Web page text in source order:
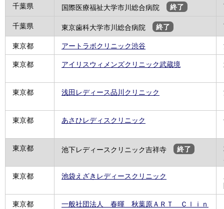
千葉県 国際医療福祉大学市川総合病院 終了
千葉県 東京歯科大学市川総合病院 終了
東京都 アートラボクリニック渋谷
東京都 アイリスウィメンズクリニック武蔵境
東京都 浅田レディース品川クリニック
東京都 あさひレディスクリニック
東京都 池下レディースクリニック吉祥寺 終了
東京都 池袋えざきレディースクリニック
東京都
一般社団法人 春暉 秋葉原ＡＲＴ Ｃｌｉｎ